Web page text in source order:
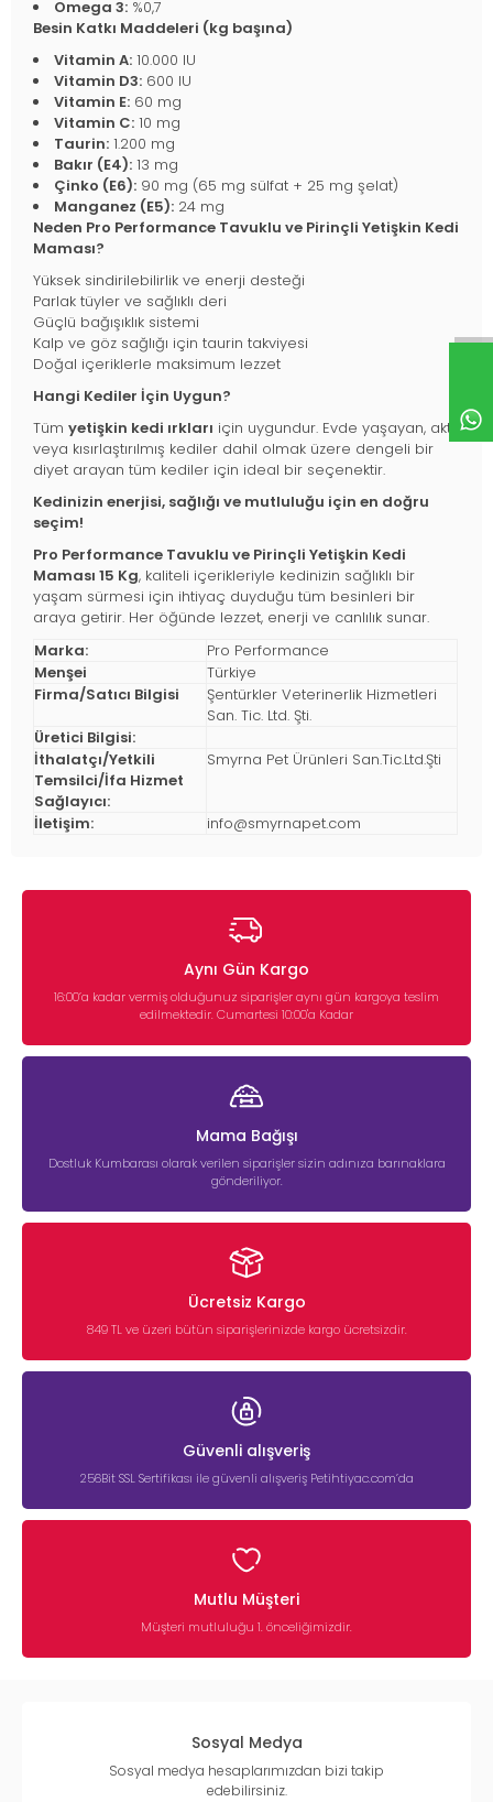
Omega 3: %0,7
Besin Katkı Maddeleri (kg başına)
Vitamin A: 10.000 IU
Vitamin D3: 600 IU
Vitamin E: 60 mg
Vitamin C: 10 mg
Taurin: 1.200 mg
Bakır (E4): 13 mg
Çinko (E6): 90 mg (65 mg sülfat + 25 mg şelat)
Manganez (E5): 24 mg
Neden Pro Performance Tavuklu ve Pirinçli Yetişkin Kedi
Maması?
Yüksek sindirilebilirlik ve enerji desteği
Parlak tüyler ve sağlıklı deri
Güçlü bağışıklık sistemi
Kalp ve göz sağlığı için taurin takviyesi
Doğal içeriklerle maksimum lezzet
Hangi Kediler İçin Uygun?
Tüm yetişkin kedi ırkları için uygundur. Evde yaşayan, aktif
veya kısırlaştırılmış kediler dahil olmak üzere dengeli bir
diyet arayan tüm kediler için ideal bir seçenektir.
Kedinizin enerjisi, sağlığı ve mutluluğu için en doğru
seçim!
Pro Performance Tavuklu ve Pirinçli Yetişkin Kedi
Maması 15 Kg, kaliteli içerikleriyle kedinizin sağlıklı bir
yaşam sürmesi için ihtiyaç duyduğu tüm besinleri bir
araya getirir. Her öğünde lezzet, enerji ve canlılık sunar.
Marka:
Pro Performance
Menşei
Türkiye
Firma/Satıcı Bilgisi
Şentürkler Veterinerlik Hizmetleri
San. Tic. Ltd. Şti.
Üretici Bilgisi:
İthalatçı/Yetkili
Temsilci/İfa Hizmet
Sağlayıcı:
Smyrna Pet Ürünleri San.Tic.Ltd.Şti
İletişim: info@smyrnapet.com
Aynı Gün Kargo
16:00’a kadar vermiş olduğunuz siparişler aynı gün kargoya teslim
edilmektedir. Cumartesi 10:00'a Kadar
Mama Bağışı
Dostluk Kumbarası olarak verilen siparişler sizin adınıza barınaklara
gönderiliyor.
Ücretsiz Kargo
849 TL ve üzeri bütün siparişlerinizde kargo ücretsizdir.
Güvenli alışveriş
256Bit SSL Sertifikası ile güvenli alışveriş Petihtiyac.com’da
Mutlu Müşteri
Müşteri mutluluğu 1. önceliğimizdir.
Sosyal Medya
Sosyal medya hesaplarımızdan bizi takip
edebilirsiniz.